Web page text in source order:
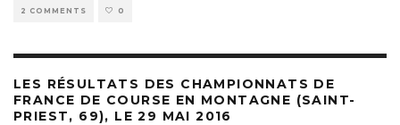
2 COMMENTS 0
LES RÉSULTATS DES CHAMPIONNATS DE
FRANCE DE COURSE EN MONTAGNE (SAINT-
PRIEST, 69), LE 29 MAI 2016